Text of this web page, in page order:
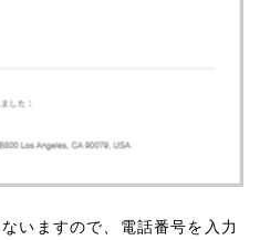
いますので、電話番号を入力